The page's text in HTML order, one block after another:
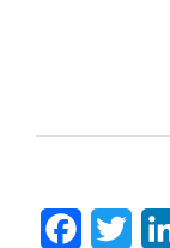
Facebook